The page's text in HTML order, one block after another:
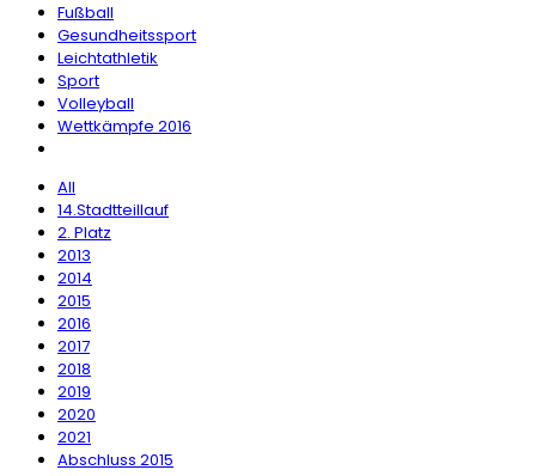
Fußball
Gesundheitssport
Leichtathletik
Sport
Volleyball
Wettkämpfe 2016
All
14.Stadtteillauf
2. Platz
2013
2014
2015
2016
2017
2018
2019
2020
2021
Abschluss 2015